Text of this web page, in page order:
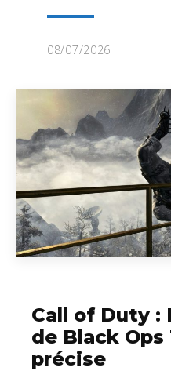
08/07/2026
Call of Duty :
de Black Ops
précise